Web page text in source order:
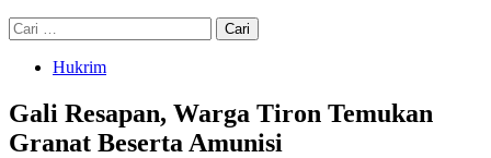
Cari
untuk:
Hukrim
Gali Resapan, Warga Tiron Temukan
Granat Beserta Amunisi